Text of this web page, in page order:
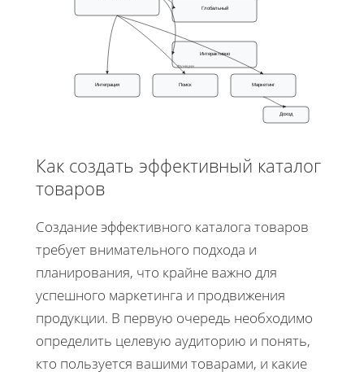
Глобальный
Интерактивно
Интеграция Поиск Маркетинг
Доход
Функции
Как создать эффективный каталог
товаров
Создание эффективного каталога товаров
требует внимательного подхода и
планирования, что крайне важно для
успешного маркетинга и продвижения
продукции. В первую очередь необходимо
определить целевую аудиторию и понять,
кто пользуется вашими товарами, и какие